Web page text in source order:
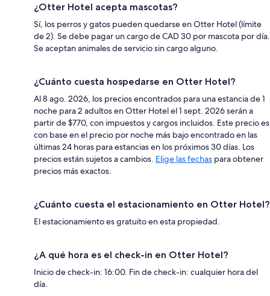
¿Otter Hotel acepta mascotas?
Sí, los perros y gatos pueden quedarse en Otter Hotel (límite
de 2). Se debe pagar un cargo de CAD 30 por mascota por día.
Se aceptan animales de servicio sin cargo alguno.
¿Cuánto cuesta hospedarse en Otter Hotel?
Al 8 ago. 2026, los precios encontrados para una estancia de 1
noche para 2 adultos en Otter Hotel el 1 sept. 2026 serán a
partir de $770, con impuestos y cargos incluidos. Este precio es
con base en el precio por noche más bajo encontrado en las
últimas 24 horas para estancias en los próximos 30 días. Los
precios están sujetos a cambios. Elige las fechas para obtener
precios más exactos.
¿Cuánto cuesta el estacionamiento en Otter Hotel?
El estacionamiento es gratuito en esta propiedad.
¿A qué hora es el check-in en Otter Hotel?
Inicio de check-in: 16:00. Fin de check-in: cualquier hora del
día.